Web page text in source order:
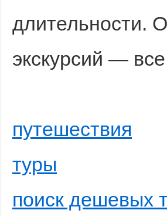
длительности.
экскурсий —
путешествия
туры
поиск дешевых